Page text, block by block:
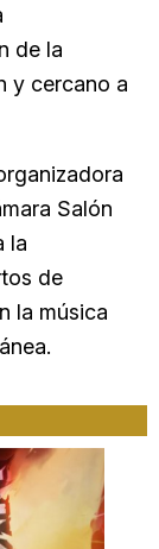
de la
y cercano a
Salón
la
de
la música